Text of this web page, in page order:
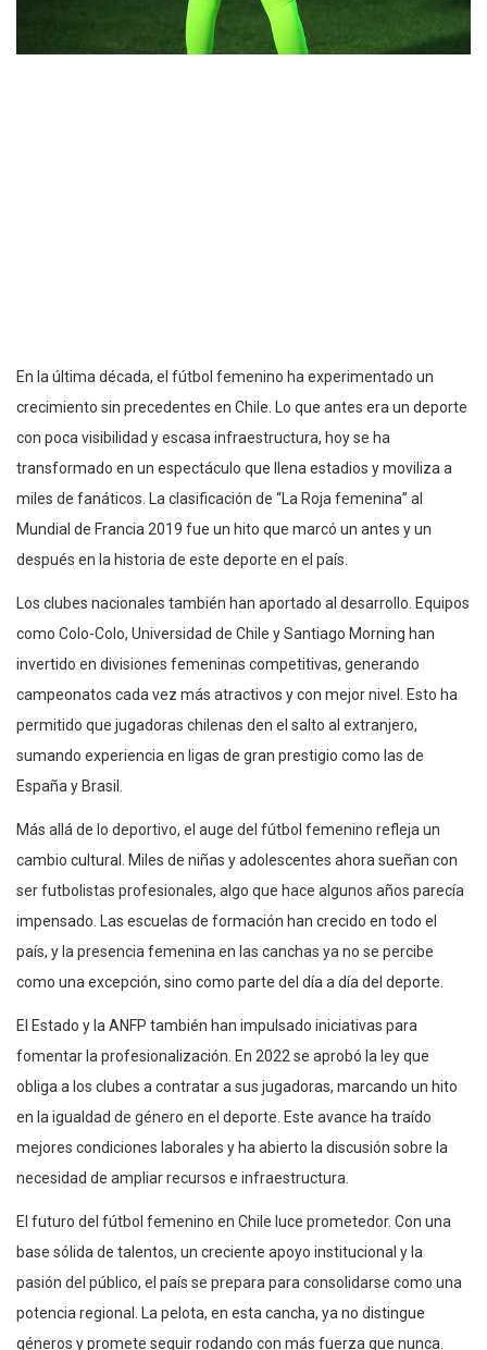
En la última década, el fútbol femenino ha experimentado un
crecimiento sin precedentes en Chile. Lo que antes era un deporte
con poca visibilidad y escasa infraestructura, hoy se ha
transformado en un espectáculo que llena estadios y moviliza a
miles de fanáticos. La clasificación de “La Roja femenina” al
Mundial de Francia 2019 fue un hito que marcó un antes y un
después en la historia de este deporte en el país.
Los clubes nacionales también han aportado al desarrollo. Equipos
como Colo-Colo, Universidad de Chile y Santiago Morning han
invertido en divisiones femeninas competitivas, generando
campeonatos cada vez más atractivos y con mejor nivel. Esto ha
permitido que jugadoras chilenas den el salto al extranjero,
sumando experiencia en ligas de gran prestigio como las de
España y Brasil.
Más allá de lo deportivo, el auge del fútbol femenino refleja un
cambio cultural. Miles de niñas y adolescentes ahora sueñan con
ser futbolistas profesionales, algo que hace algunos años parecía
impensado. Las escuelas de formación han crecido en todo el
país, y la presencia femenina en las canchas ya no se percibe
como una excepción, sino como parte del día a día del deporte.
El Estado y la ANFP también han impulsado iniciativas para
fomentar la profesionalización. En 2022 se aprobó la ley que
obliga a los clubes a contratar a sus jugadoras, marcando un hito
en la igualdad de género en el deporte. Este avance ha traído
mejores condiciones laborales y ha abierto la discusión sobre la
necesidad de ampliar recursos e infraestructura.
El futuro del fútbol femenino en Chile luce prometedor. Con una
base sólida de talentos, un creciente apoyo institucional y la
pasión del público, el país se prepara para consolidarse como una
potencia regional. La pelota, en esta cancha, ya no distingue
géneros y promete seguir rodando con más fuerza que nunca.